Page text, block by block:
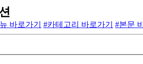
바로가기 #카테고리 바로가기 #본문